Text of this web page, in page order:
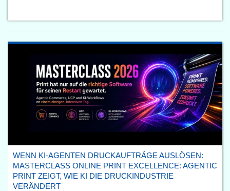
WENN KI-AGENTEN DRUCKAUFTRÄGE AUSLÖSEN:
MASTERCLASS ONLINE PRINT EXCELLENCE: AGENTIC
PRINT ZEIGT, WIE KI DIE DRUCKINDUSTRIE
VERÄNDERT